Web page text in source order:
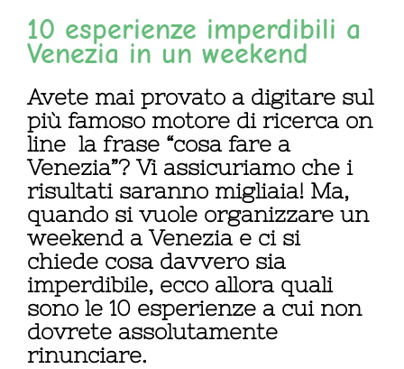
10 esperienze imperdibili a
Venezia in un weekend
Avete mai provato a digitare sul
più famoso motore di ricerca on
line la frase “cosa fare a
Venezia”? Vi assicuriamo che i
risultati saranno migliaia! Ma,
quando si vuole organizzare un
weekend a Venezia e ci si
chiede cosa davvero sia
imperdibile, ecco allora quali
sono le 10 esperienze a cui non
dovrete assolutamente
rinunciare.